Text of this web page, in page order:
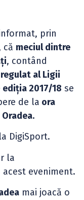
prin
că meciul dintre
, contând
al Ligii
2017/18 se
de la ora
DigiSport.
la
eveniment.
mai joacă o